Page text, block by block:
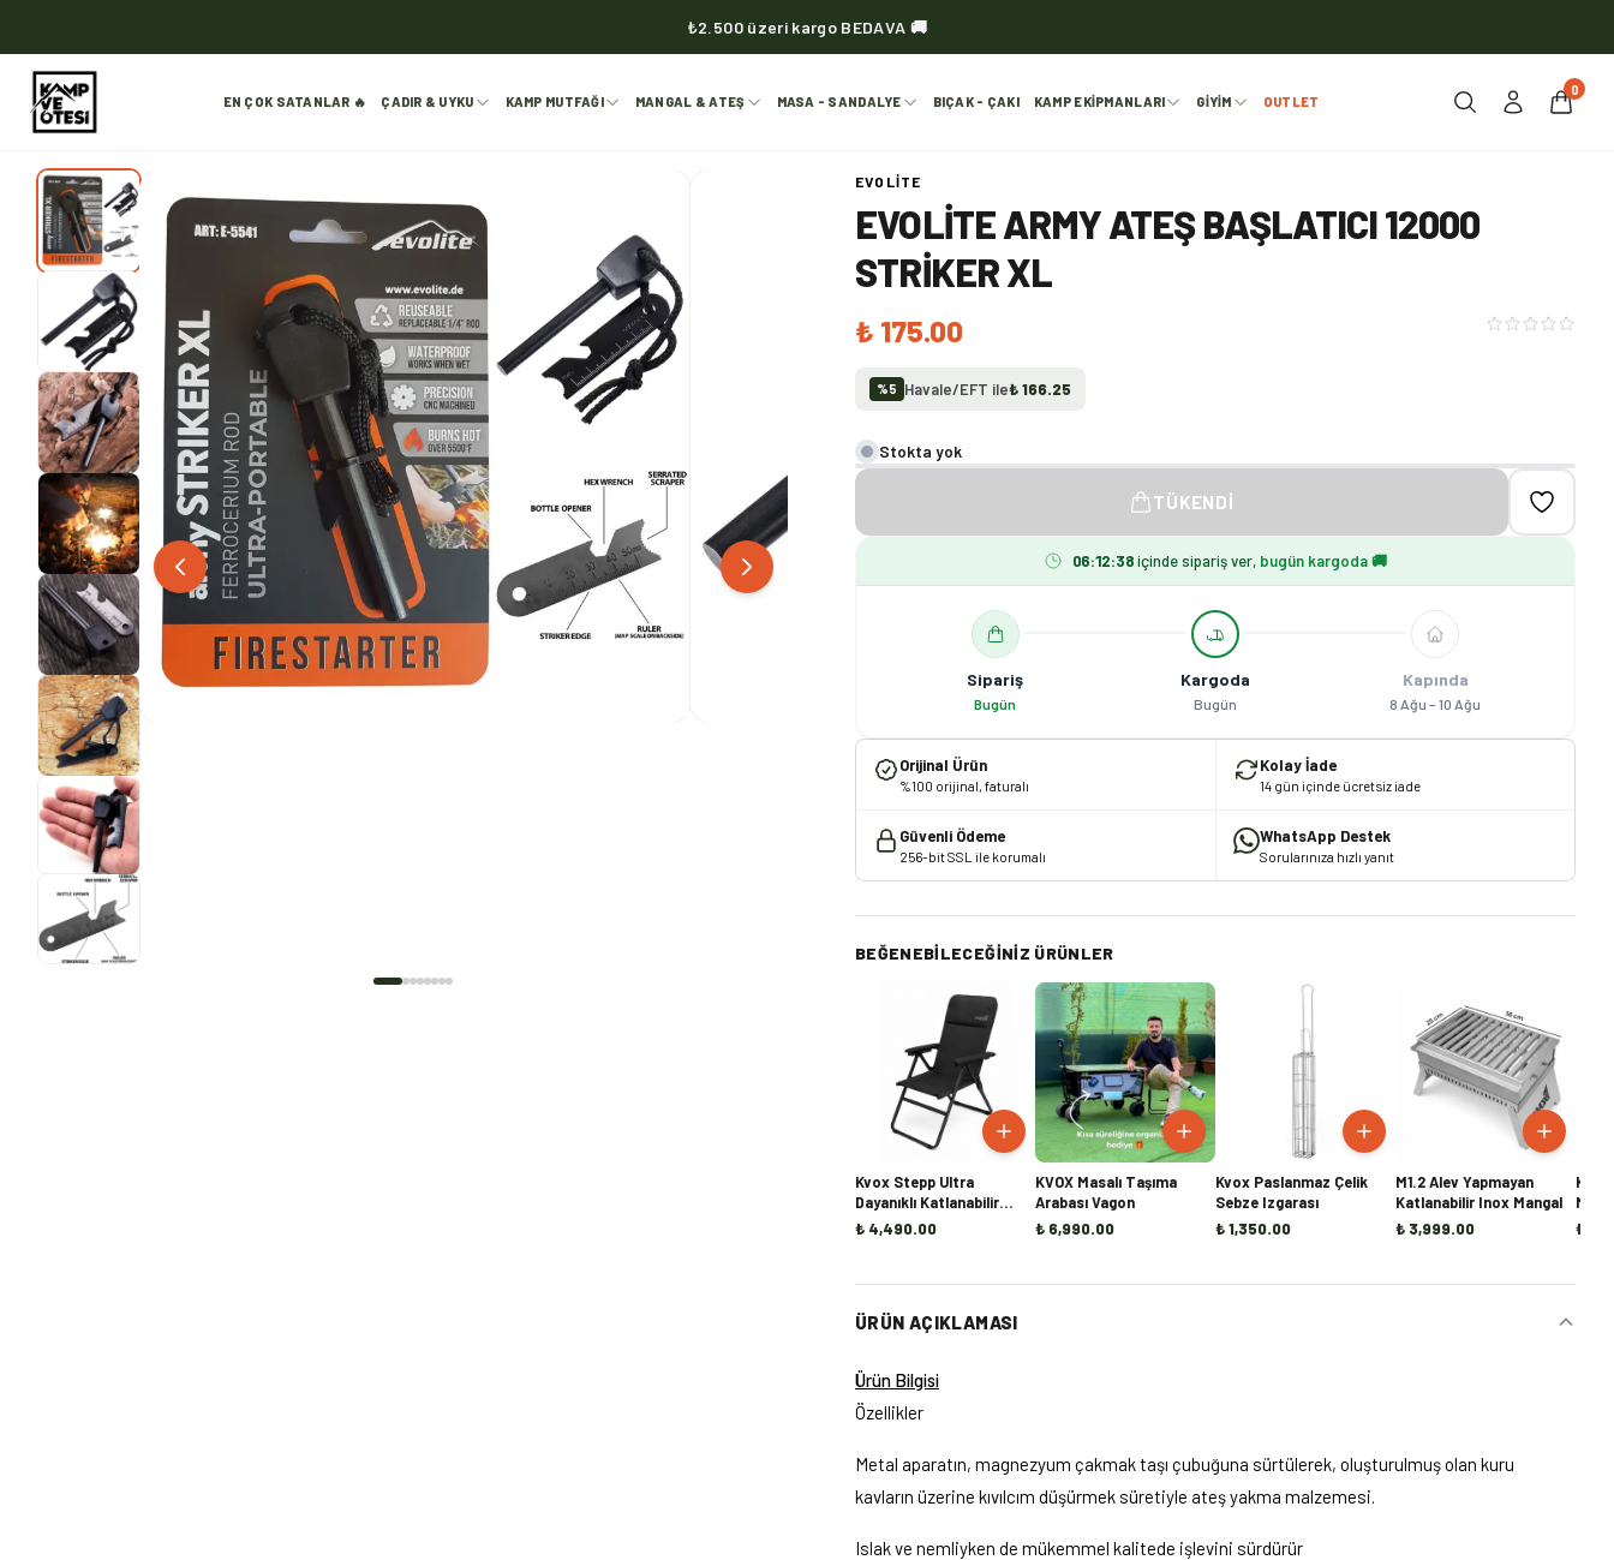
KVOX ürünlerinde kargo her zaman bedava 🔥
EN ÇOK SATANLAR 🔥 ÇADIR & UYKU KAMP MUTFAĞI MANGAL & ATEŞ MASA - SANDALYE BIÇAK - ÇAKI KAMP EKIPMANLARI GIYIM OUTLET
0
EVOLITE
EVOLITE ARMY ATEŞ BAŞLATICI 12000
STRIKER XL
₺ 175.00
%5 Havale/EFT ile₺ 166.25
Stokta yok
TÜKENDI
06:12:37 içinde sipariş ver, bugün kargoda 🚚
Sipariş
Bugün
Kargoda
Bugün
Kapında
8 Ağu – 10 Ağu
Orijinal Ürün
%100 orijinal, faturalı
Kolay İade
14 gün içinde ücretsiz iade
Güvenli Ödeme
256-bit SSL ile korumalı
WhatsApp Destek
Sorularınıza hızlı yanıt
BEĞENEBILECEĞINIZ ÜRÜNLER
Kvox Stepp Ultra
Dayanıklı Katlanabilir
Kamp Sandalyesi
₺ 4,490.00
KVOX Masalı Taşıma
Arabası Vagon
₺ 6,990.00
Kvox Paslanmaz Çelik
Sebze Izgarası
₺ 1,350.00
M1.2 Alev Yapmayan
Katlanabilir Inox Mangal
₺ 3,999.00
Çelik
₺
ÜRÜN AÇIKLAMASI
Ürün Bilgisi
Özellikler
Metal aparatın, magnezyum çakmak taşı çubuğuna sürtülerek, oluşturulmuş olan kuru
kavların üzerine kıvılcım düşürmek süretiyle ateş yakma malzemesi.
Islak ve nemliyken de mükemmel kalitede işlevini sürdürür